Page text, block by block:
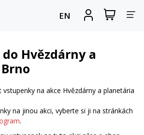
EN
Zobrazit
nákupní
Hvězdárny a
na akce Hvězdárny a planetária
na jinou akci, vyberte si ji na stránkách
.